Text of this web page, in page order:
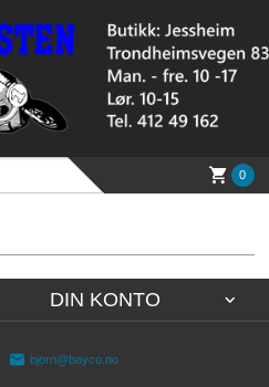
0
DIN KONTO
bjorn@bayco.no